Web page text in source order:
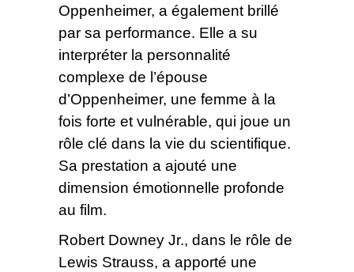
Oppenheimer, a également brillé
par sa performance. Elle a su
interpréter la personnalité
complexe de l’épouse
d’Oppenheimer, une femme à la
fois forte et vulnérable, qui joue un
rôle clé dans la vie du scientifique.
Sa prestation a ajouté une
dimension émotionnelle profonde
au film.
Robert Downey Jr., dans le rôle de
Lewis Strauss, a apporté une